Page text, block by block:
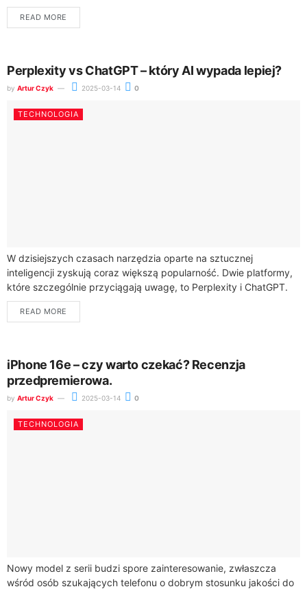
rewolucjonizuje sposób, w jaki wyszukujemy...
READ MORE
Perplexity vs ChatGPT – który AI wypada lepiej?
by Artur Czyk 2025-03-14 0
TECHNOLOGIA
W dzisiejszych czasach narzędzia oparte na sztucznej
inteligencji zyskują coraz większą popularność. Dwie platformy,
które szczególnie przyciągają uwagę, to Perplexity i ChatGPT.
Każda z nich oferuje unikalne funkcje, które mogą...
READ MORE
iPhone 16e – czy warto czekać? Recenzja
przedpremierowa.
by Artur Czyk 2025-03-14 0
TECHNOLOGIA
Nowy model z serii budzi spore zainteresowanie, zwłaszcza
wśród osób szukających telefonu o dobrym stosunku jakości do